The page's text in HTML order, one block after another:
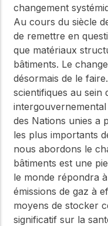
changement
Au cours du siècle
de remettre en
que matériaux
bâtiments. Le
désormais de le
scientifiques au sein
des Nations unies a
les plus importants
nous abordons le
bâtiments est une
le monde répondra
émissions de gaz à
moyens de stocker
significatif sur la